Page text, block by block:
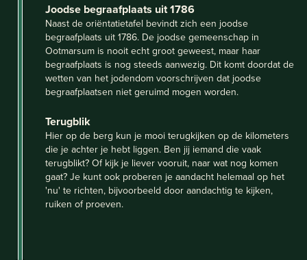
Joodse begraafplaats uit 1786
Naast de oriëntatietafel bevindt zich een joodse
begraafplaats uit 1786. De joodse gemeenschap in
Ootmarsum is nooit echt groot geweest, maar haar
begraafplaats is nog steeds aanwezig. Dit komt doordat de
wetten van het jodendom voorschrijven dat joodse
begraafplaatsen niet geruimd mogen worden.
Terugblik
Hier op de berg kun je mooi terugkijken op de kilometers
die je achter je hebt liggen. Ben jij iemand die vaak
terugblikt? Of kijk je liever vooruit, naar wat nog komen
gaat? Je kunt ook proberen je aandacht helemaal op het
'nu' te richten, bijvoorbeeld door aandachtig te kijken,
ruiken of proeven.